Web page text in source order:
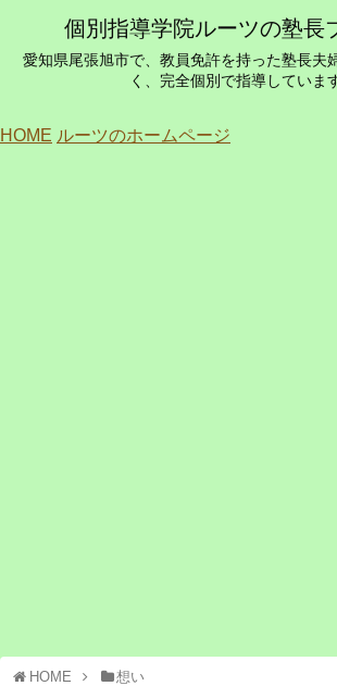
個別指導学院ルーツの塾長
愛知県尾張旭市で、教員免許を持った塾長夫
く、完全個別で指導していま
HOME ルーツのホームページ
HOME 想い